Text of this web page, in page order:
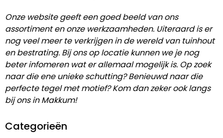
Onze website geeft een goed beeld van ons
assortiment en onze werkzaamheden. Uiteraard is er
nog veel meer te verkrijgen in de wereld van tuinhout
en bestrating. Bij ons op locatie kunnen we je nog
beter infomeren wat er allemaal mogelijk is. Op zoek
naar die ene unieke schutting? Benieuwd naar die
perfecte tegel met motief? Kom dan zeker ook langs
bij ons in Makkum!
Categorieën